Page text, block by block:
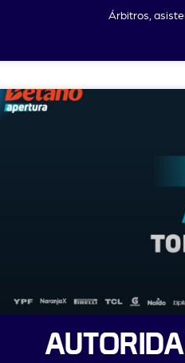
Árbitros,